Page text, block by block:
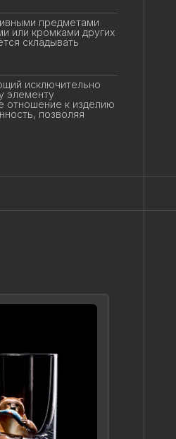
предметами
кромками других
складывать
исключительно
к изделию
позволяя